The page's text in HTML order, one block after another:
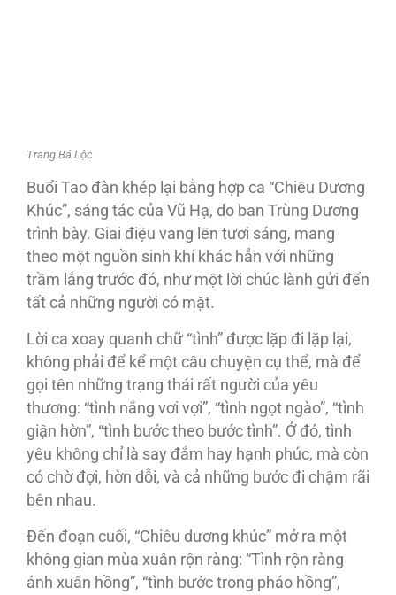
Trang Bá Lộc
Buổi Tao đàn khép lại bằng hợp ca “Chiêu Dương
Khúc”, sáng tác của Vũ Hạ, do ban Trùng Dương
trình bày. Giai điệu vang lên tươi sáng, mang
theo một nguồn sinh khí khác hẳn với những
trầm lắng trước đó, như một lời chúc lành gửi đến
tất cả những người có mặt.
Lời ca xoay quanh chữ “tình” được lặp đi lặp lại,
không phải để kể một câu chuyện cụ thể, mà để
gọi tên những trạng thái rất người của yêu
thương: “tình nắng vơi vợi”, “tình ngọt ngào”, “tình
giận hờn”, “tình bước theo bước tình”. Ở đó, tình
yêu không chỉ là say đắm hay hạnh phúc, mà còn
có chờ đợi, hờn dỗi, và cả những bước đi chậm rãi
bên nhau.
Đến đoạn cuối, “Chiêu dương khúc” mở ra một
không gian mùa xuân rộn ràng: “Tình rộn ràng
ánh xuân hồng”, “tình bước trong pháo hồng”,